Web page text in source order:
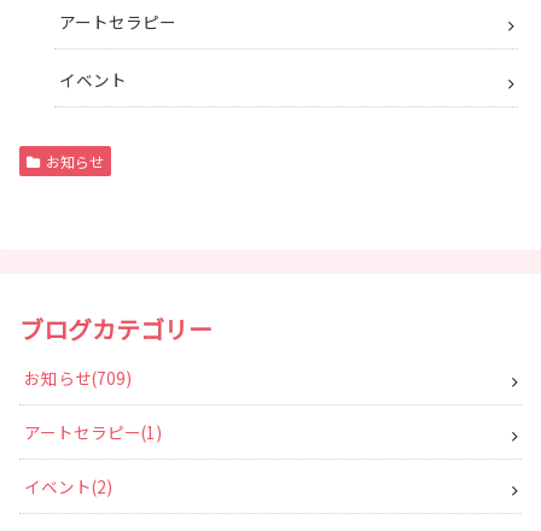
アートセラピー
イベント
お知らせ
ブログカテゴリー
お知らせ 709
アートセラピー 1
イベント 2